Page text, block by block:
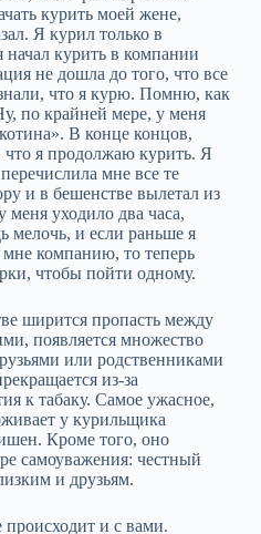
курить моей жене,
Я курил только в
начал курить в компании
не дошла до того, что все
что я курю. Помню, как
по крайней мере, у меня
В конце концов,
я продолжаю курить. Я
мне все те
и в бешенстве вылетал из
меня уходило два часа,
мелочь, и если раньше я
компанию, то теперь
чтобы пойти одному.
ширится пропасть между
появляется множество
или родственниками
из‑за
к табаку. Самое ужасное,
у курильщика
Кроме того, оно
самоуважения: честный
и друзьям.
и с вами.